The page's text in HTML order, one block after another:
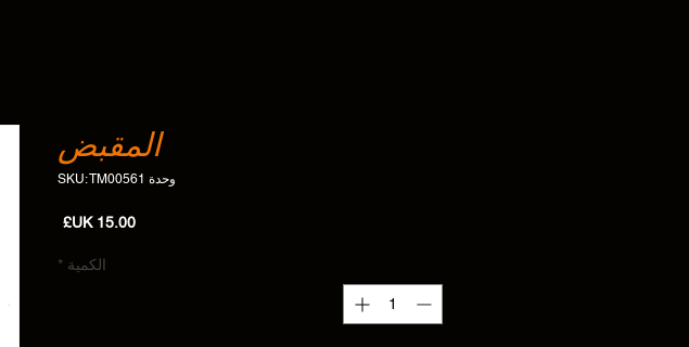
المقبض
وحدة SKU: TM00561
السعر
الكمية *